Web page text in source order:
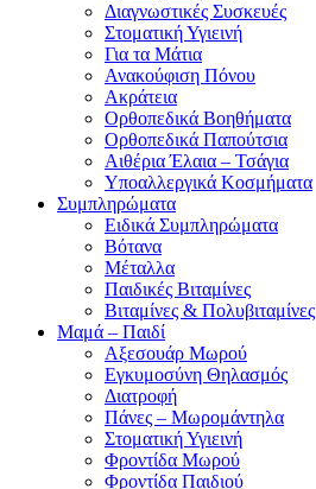
Διαγνωστικές Συσκευές
Στοματική Υγιεινή
Για τα Μάτια
Ανακούφιση Πόνου
Ακράτεια
Ορθοπεδικά Βοηθήματα
Ορθοπεδικά Παπούτσια
Αιθέρια Έλαια – Τσάγια
Υποαλλεργικά Κοσμήματα
Συμπληρώματα
Ειδικά Συμπληρώματα
Βότανα
Μέταλλα
Παιδικές Βιταμίνες
Βιταμίνες & Πολυβιταμίνες
Μαμά – Παιδί
Αξεσουάρ Μωρού
Εγκυμοσύνη Θηλασμός
Διατροφή
Πάνες – Μωρομάντηλα
Στοματική Υγιεινή
Φροντίδα Μωρού
Φροντίδα Παιδιού